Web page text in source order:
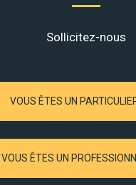
Sollicitez-nous
VOUS ÊTES UN
VOUS ÊTES UN